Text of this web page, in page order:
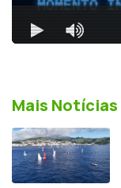
Mais Notícias